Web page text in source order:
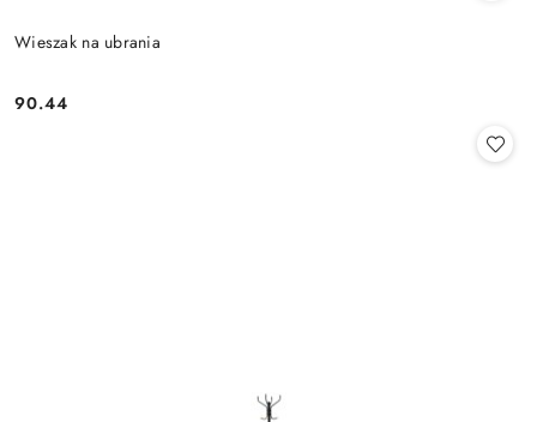
Wieszak na ubrania
Cena:
90.44